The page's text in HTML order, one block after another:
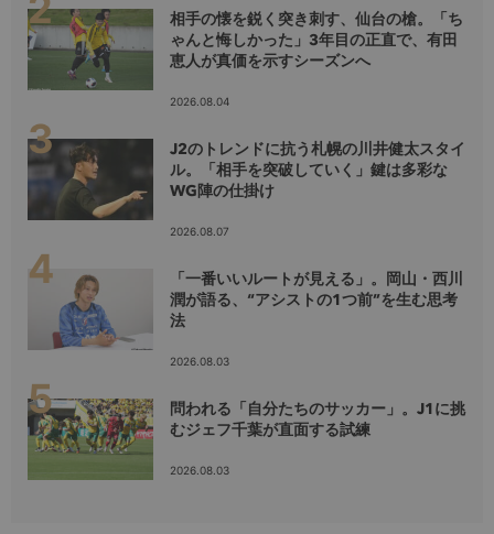
相手の懐を鋭く突き刺す、仙台の槍。「ち
ゃんと悔しかった」3年目の正直で、有田
恵人が真価を示すシーズンへ
2026.08.04
J2のトレンドに抗う札幌の川井健太スタイ
ル。「相手を突破していく」鍵は多彩な
WG陣の仕掛け
2026.08.07
「一番いいルートが見える」。岡山・西川
潤が語る、“アシストの1つ前”を生む思考
法
2026.08.03
問われる「自分たちのサッカー」。J1に挑
むジェフ千葉が直面する試練
2026.08.03